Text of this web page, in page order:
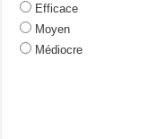
Efficace
Moyen
Médiocre